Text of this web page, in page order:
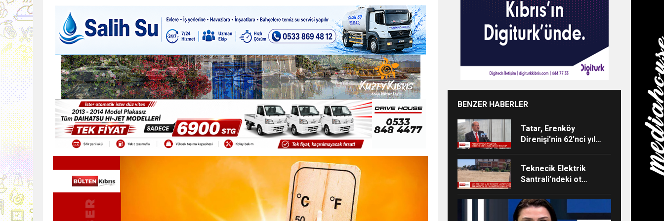
9:30 SON DAKİKA
13:42 BEROVA: HAYAT PAHALILIĞI ÖNGÖRÜMÜZ YÜZDE 7.5 İLE 8.5 ARASINDA
20:30 Cumhurbaşkanı Erhürman sergi açılışında fenalaşarak hastaneye kaldırıldı BENZER HABERLER
Tatar, Erenköy
Direnişi’nin 62’nci yıl
Teknecik Elektrik
Santrali’ndeki ot
Temmuz’dan beri
devam ediyor